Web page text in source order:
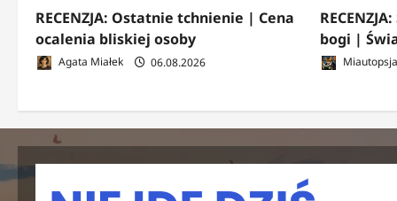
RECENZJA: Ostatnie tchnienie | Cena
ocalenia bliskiej osoby
Agata Miałek 06.08.2026
bogi |
Miautopsja